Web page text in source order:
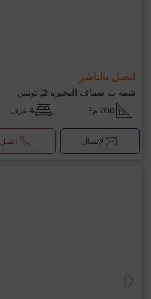
اتصل بالناشر
شقة ب ضفاف البحيرة 2, تونس
200 م² 4 غرف
لإتصال اتصل